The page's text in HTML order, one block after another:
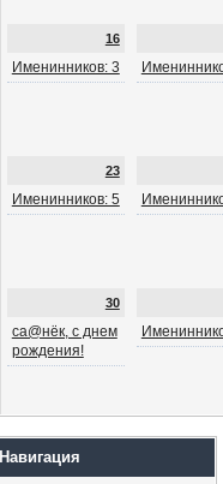
16
Именинников: 3
23
Именинников: 5
30
са@нёк, с днем
рождения!
Навигация